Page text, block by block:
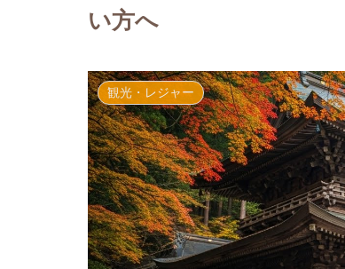
い方へ
観光・レジャー